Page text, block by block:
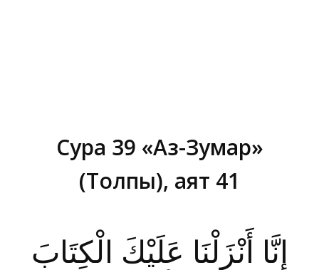
Сура 39 «Аз-Зумар»
(Толпы), аят 41
إِنَّا أَنْزَلْنَا عَلَيْكَ الْكِتَابَ